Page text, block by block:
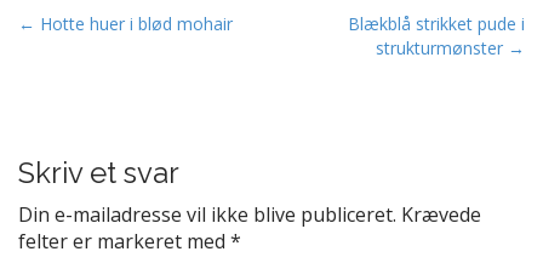
P
a
v
i
← Hotte huer i blød mohair
Blækblå strikket pude i
strukturmønster →
Skriv et svar
Din e-mailadresse vil ikke blive publiceret. Krævede
felter er markeret med *